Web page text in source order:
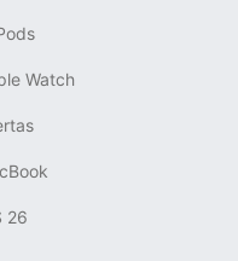
Watch
26